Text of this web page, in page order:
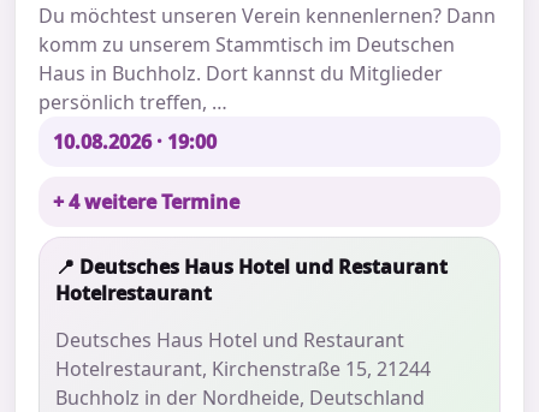
Du möchtest unseren Verein kennenlernen? Dann
komm zu unserem Stammtisch im Deutschen
Haus in Buchholz. Dort kannst du Mitglieder
persönlich treffen, …
10.08.2026 · 19:00
+ 4 weitere Termine
📍 Deutsches Haus Hotel und Restaurant
Hotelrestaurant
Deutsches Haus Hotel und Restaurant
Hotelrestaurant, Kirchenstraße 15, 21244
Buchholz in der Nordheide, Deutschland